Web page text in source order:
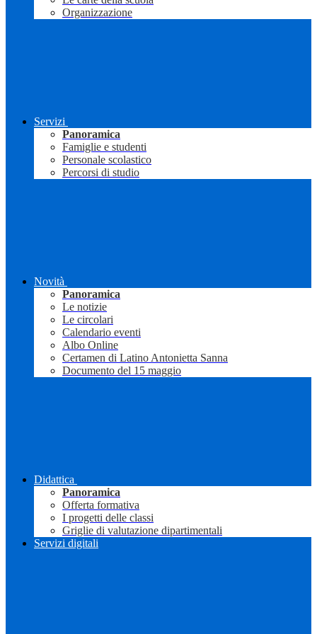
Organizzazione
Servizi
Panoramica
Famiglie e studenti
Personale scolastico
Percorsi di studio
Novità
Panoramica
Le notizie
Le circolari
Calendario eventi
Albo Online
Certamen di Latino Antonietta Sanna
Documento del 15 maggio
Didattica
Panoramica
Offerta formativa
I progetti delle classi
Griglie di valutazione dipartimentali
Servizi digitali